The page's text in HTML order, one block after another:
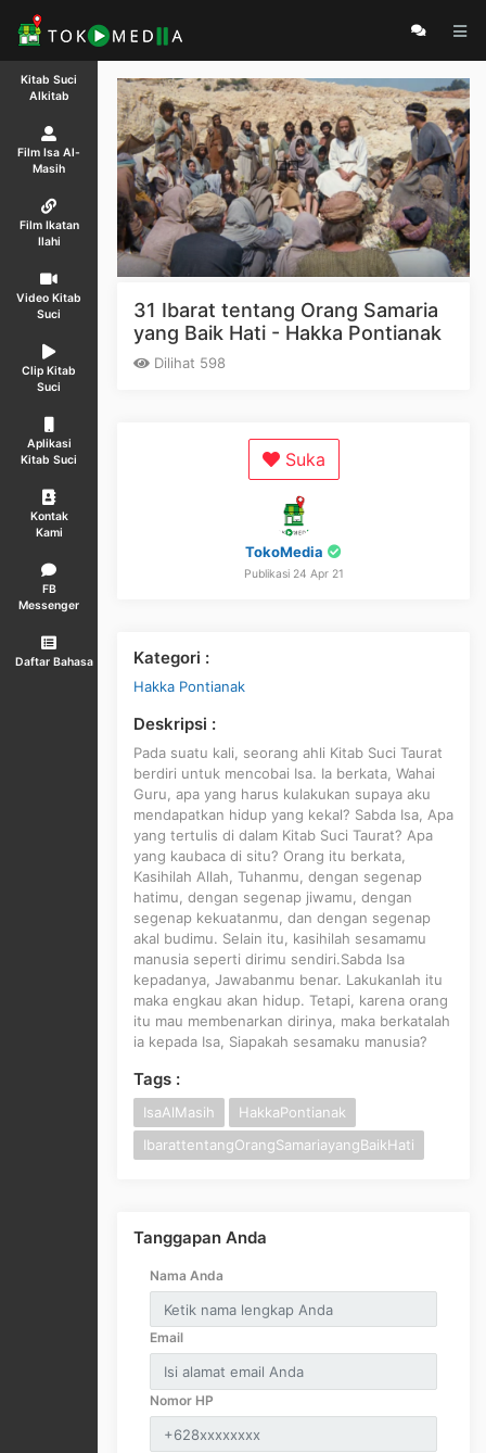
Kitab Suci
Alkitab
Film Isa Al-
Masih
Film Ikatan
Ilahi
Video Kitab
Suci
Clip Kitab
Suci
Aplikasi
Kitab Suci
Kontak
Kami
FB
Messenger
Daftar Bahasa
31 Ibarat tentang Orang Samaria
yang Baik Hati - Hakka Pontianak
Dilihat 598
Suka
TokoMedia
Publikasi 24 Apr 21
Kategori :
Hakka Pontianak
Deskripsi :
Pada suatu kali, seorang ahli Kitab Suci Taurat
berdiri untuk mencobai Isa. Ia berkata, Wahai
Guru, apa yang harus kulakukan supaya aku
mendapatkan hidup yang kekal? Sabda Isa, Apa
yang tertulis di dalam Kitab Suci Taurat? Apa
yang kaubaca di situ? Orang itu berkata,
Kasihilah Allah, Tuhanmu, dengan segenap
hatimu, dengan segenap jiwamu, dengan
segenap kekuatanmu, dan dengan segenap
akal budimu. Selain itu, kasihilah sesamamu
manusia seperti dirimu sendiri.Sabda Isa
kepadanya, Jawabanmu benar. Lakukanlah itu
maka engkau akan hidup. Tetapi, karena orang
itu mau membenarkan dirinya, maka berkatalah
ia kepada Isa, Siapakah sesamaku manusia?
Tags :
IsaAlMasih
HakkaPontianak
IbarattentangOrangSamariayangBaikHati
Tanggapan Anda
Nama Anda
Email
Nomor HP